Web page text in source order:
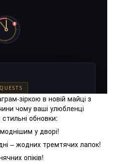
зіркою в новій майці з
чому ваші улюбленці
стильні обновки:
у дворі!
– жодних тремтячих лапок!
опіків!